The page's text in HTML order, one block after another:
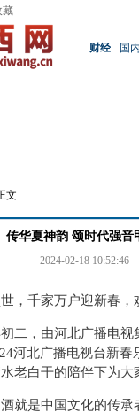
藏
财经 国内
文
传华夏神韵 颂时代强音
2024-02-18 10:52:46
，千家万户迎新春，
二，由河北广播电
河北广播电视台新春
老白干的陪伴下为大
就是中国文化的传